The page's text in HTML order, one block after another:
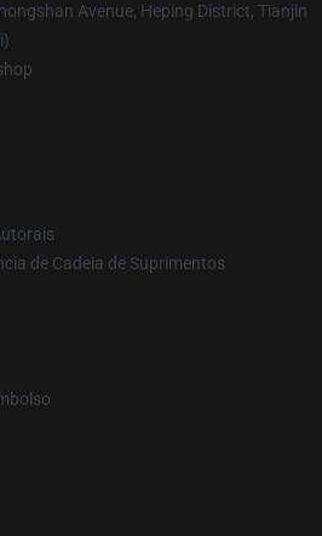
Avenue, Heping District, Tianjin
de Cadeia de Suprimentos